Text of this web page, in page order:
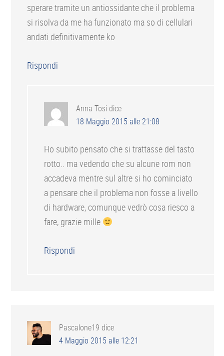
sperare tramite un antiossidante che il problema
si risolva da me ha funzionato ma so di cellulari
andati definitivamente ko
Rispondi
Anna Tosi dice
18 Maggio 2015 alle 21:08
Ho subito pensato che si trattasse del tasto
rotto.. ma vedendo che su alcune rom non
accadeva mentre sul altre si ho cominciato
a pensare che il problema non fosse a livello
di hardware, comunque vedrò cosa riesco a
fare, grazie mille
Rispondi
Pascalone19 dice
4 Maggio 2015 alle 12:21